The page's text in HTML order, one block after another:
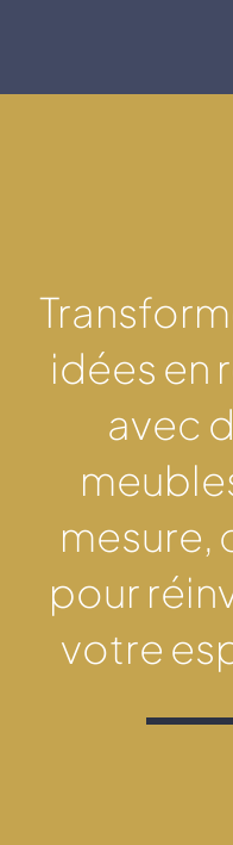
idées en
avec
mesure,
pour
votre